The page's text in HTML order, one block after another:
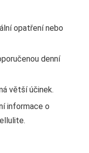
opatření nebo
denní
větší účinek.
informace o